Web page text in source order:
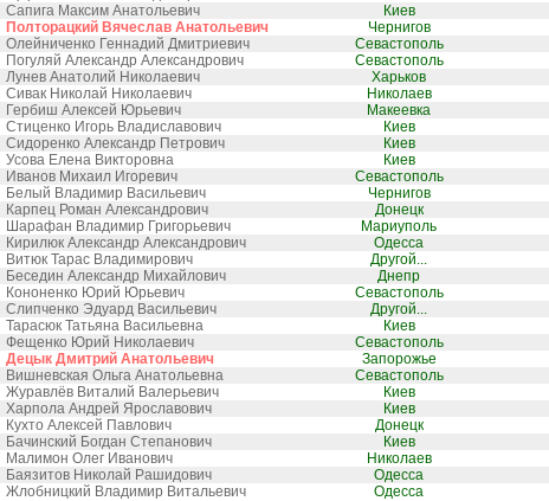
Сапига Максим Анатольевич
Киев
Полторацкий Вячеслав Анатольевич
Чернигов
Олейниченко Геннадий Дмитриевич
Севастополь
Погуляй Александр Александрович
Севастополь
Лунев Анатолий Николаевич
Харьков
Сивак Николай Николаевич
Николаев
Гербиш Алексей Юрьевич
Макеевка
Стиценко Игорь Владиславович
Киев
Сидоренко Александр Петрович
Киев
Усова Елена Викторовна
Киев
Иванов Михаил Игоревич
Севастополь
Белый Владимир Васильевич
Чернигов
Карпец Роман Александрович
Донецк
Шарафан Владимир Григорьевич
Мариуполь
Кирилюк Александр Александрович
Одесса
Витюк Тарас Владимирович
Другой...
Беседин Александр Михайлович
Днепр
Кононенко Юрий Юрьевич
Севастополь
Слипченко Эдуард Васильевич
Другой...
Тарасюк Татьяна Васильевна
Киев
Фещенко Юрий Николаевич
Севастополь
Децык Дмитрий Анатольевич
Запорожье
Вишневская Ольга Анатольевна
Севастополь
Журавлёв Виталий Валерьевич
Киев
Харпола Андрей Ярославович
Киев
Кухто Алексей Павлович
Донецк
Бачинский Богдан Степанович
Киев
Малимон Олег Иванович
Николаев
Баязитов Николай Рашидович
Одесса
Жлобницкий Владимир Витальевич
Одесса